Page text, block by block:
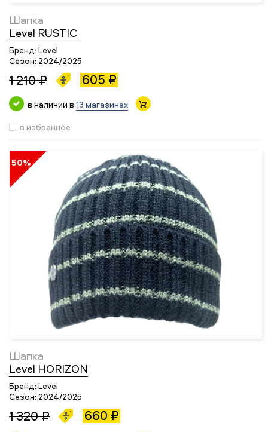
Шапка
Level RUSTIC
Бренд: Level
Сезон: 2024/2025
1 210 ₽ 605 ₽
в наличии в 13 магазинах
в избранное
50%
Шапка
Level HORIZON
Бренд: Level
Сезон: 2024/2025
1 320 ₽ 660 ₽